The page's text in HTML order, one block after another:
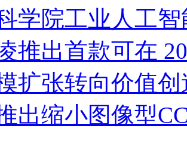
学院工业人工
推出首款可在
扩张转向价值
出缩小图像型